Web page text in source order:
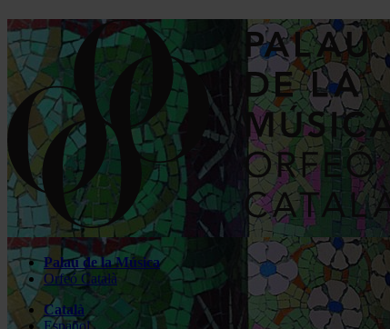
Palau de la Música
Orfeó Català
Català